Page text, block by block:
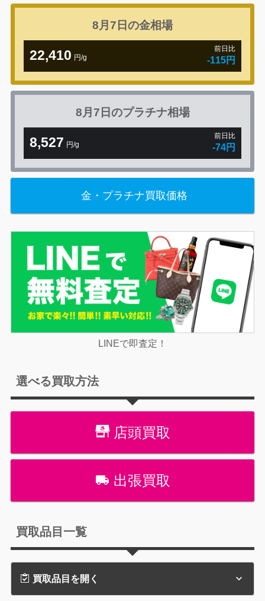
8月7日の金相場
22,410 円/g
前日比
-115円
8月7日のプラチナ相場
8,527 円/g
前日比
-74円
金・プラチナ買取価格
LINEで即査定！
選べる買取方法
店頭買取
出張買取
買取品目一覧
買取品目を開く